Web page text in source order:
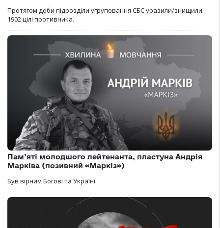
Протягом доби підрозділи угруповання СБС уразили/знищили
1902 цілі противника.
Пам’яті молодшого лейтенанта, пластуна Андрія
Марківа (позивний «Маркіз»)
Був вірним Богові та Україні.